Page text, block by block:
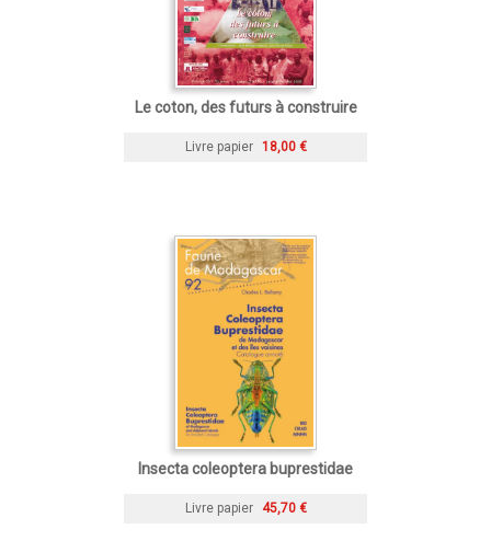
Le coton, des futurs à construire
Livre papier 18,00 €
Insecta coleoptera buprestidae
Livre papier 45,70 €